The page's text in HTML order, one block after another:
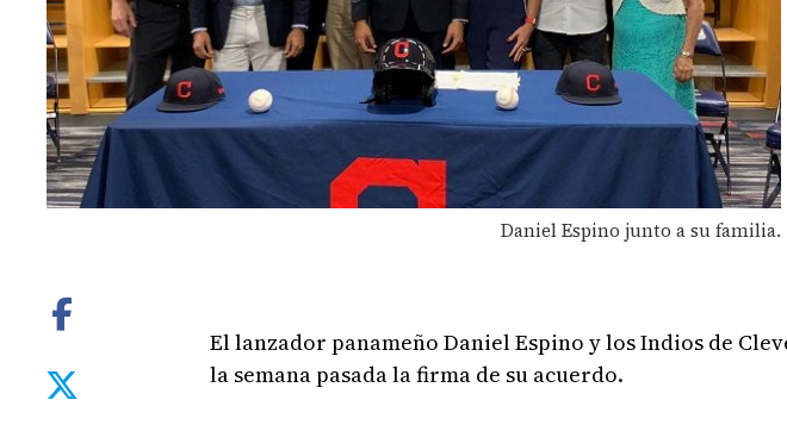
Daniel Espino junto a su familia.
El lanzador panameño Daniel Espino y los Indios de
la semana pasada la firma de su acuerdo.